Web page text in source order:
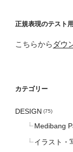
正規表現のテスト
こちらから ダウ
カテゴリー
DESIGN (75)
Medibang
イラスト・